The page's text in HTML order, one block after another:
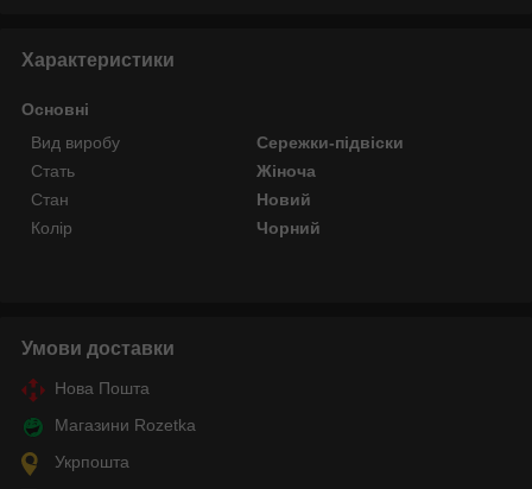
Характеристики
Основні
Вид виробу
Сережки-підвіски
Стать
Жіноча
Стан
Новий
Колір
Чорний
Умови доставки
Нова Пошта
Магазини Rozetka
Укрпошта